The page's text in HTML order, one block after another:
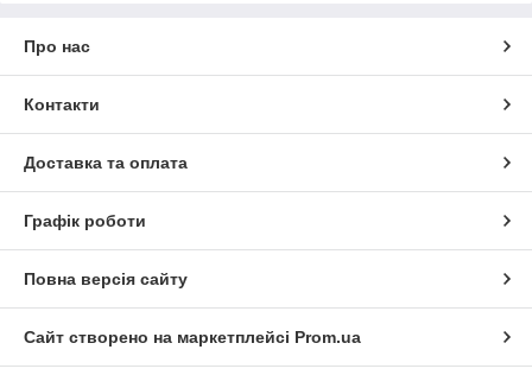
Про нас
Контакти
Доставка та оплата
Графік роботи
Повна версія сайту
Сайт створено на маркетплейсі Prom.ua